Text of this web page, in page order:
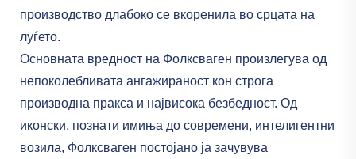
производство длабоко се вкоренила во срцата на
луѓето.
Основната вредност на Фолксваген произлегува од
непоколебливата ангажираност кон строга
производна пракса и највисока безбедност. Од
иконски, познати имиња до современи, интелигентни
возила, Фолксваген постојано ја зачувува